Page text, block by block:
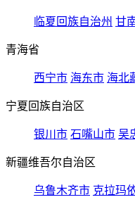
临夏回族自治州 甘
青海省
西宁市 海东市 海北
宁夏回族自治区
银川市 石嘴山市 吴
新疆维吾尔自治区
乌鲁木齐市 克拉玛